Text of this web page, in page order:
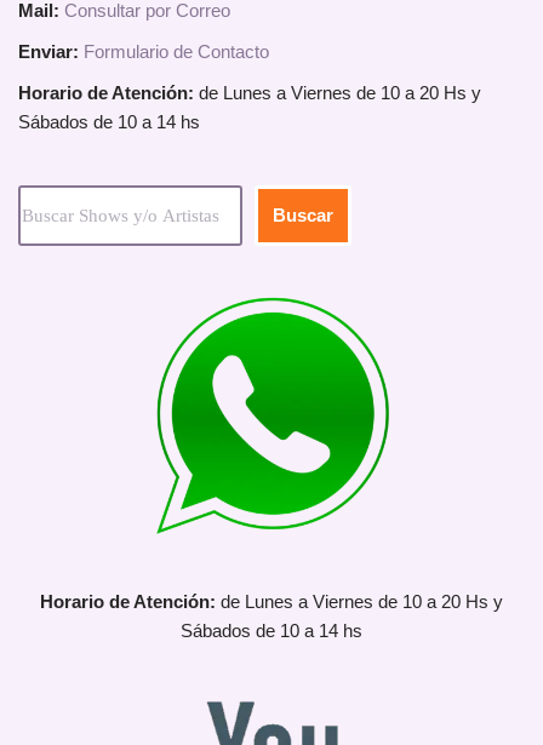
Mail: Consultar por Correo
Enviar: Formulario de Contacto
Horario de Atención: de Lunes a Viernes de 10 a 20 Hs y
Sábados de 10 a 14 hs
Buscar
Horario de Atención: de Lunes a Viernes de 10 a 20 Hs y
Sábados de 10 a 14 hs